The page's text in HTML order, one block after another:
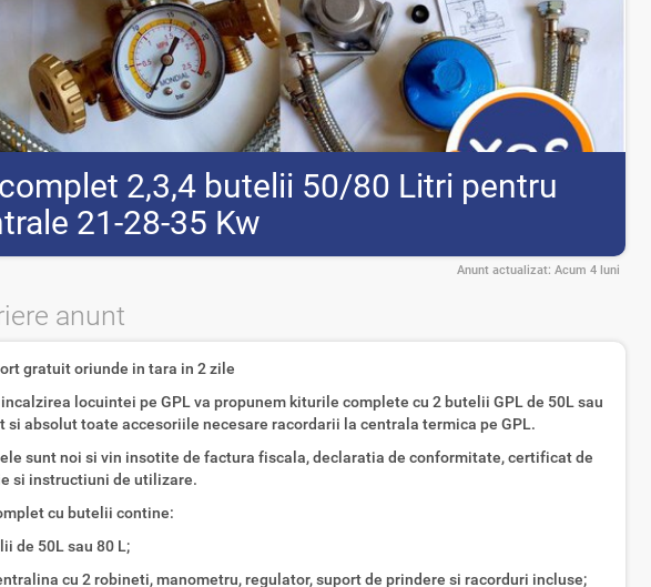
2,3,4 butelii 50/80 Litri pentru
21-28-35 Kw
Anunt actualizat: Acum 4 luni
anunt
gratuit oriunde in tara in 2 zile
locuintei pe GPL va propunem kiturile complete cu 2 butelii GPL de 50L sau
si absolut toate accesoriile necesare racordarii la centrala termica pe GPL.
sunt noi si vin insotite de factura fiscala, declaratia de conformitate, certificat de
si instructiuni de utilizare.
cu butelii contine:
de 50L sau 80 L;
cu 2 robineti, manometru, regulator, suport de prindere si racorduri incluse;